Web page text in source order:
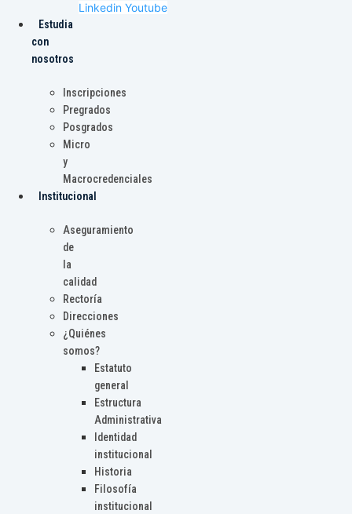
Linkedin Youtube
Estudia
con
nosotros
Inscripciones
Pregrados
Posgrados
Micro
y
Macrocredenciales
Institucional
Aseguramiento
de
la
calidad
Rectoría
Direcciones
¿Quiénes
somos?
Estatuto
general
Estructura
Administrativa
Identidad
institucional
Historia
Filosofía
institucional